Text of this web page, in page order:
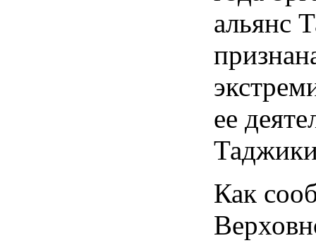
альянс
ее
Как